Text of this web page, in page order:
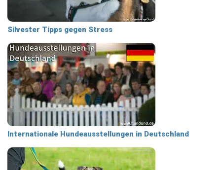
Silvester Tipps gegen Stress
Internationale Hundeausstellungen in Deutschland